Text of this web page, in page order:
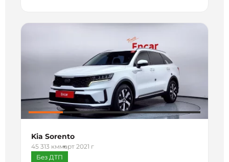
Kia Sorento
45 313 кммарт 2021 г
Без ДТП